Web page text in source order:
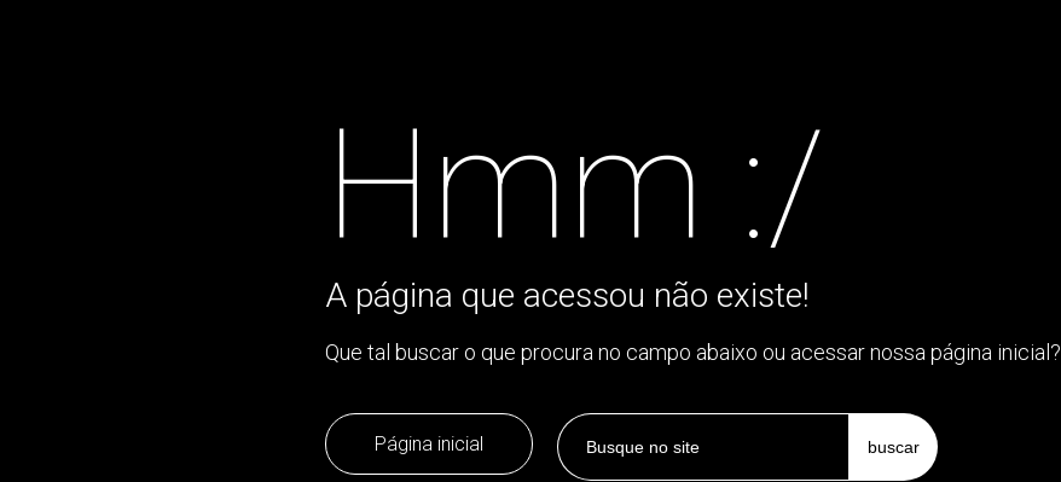
Hmm :/
A página que acessou não existe!
Que tal buscar o que procura no campo abaixo ou acessar nossa página inicial?
Página inicial